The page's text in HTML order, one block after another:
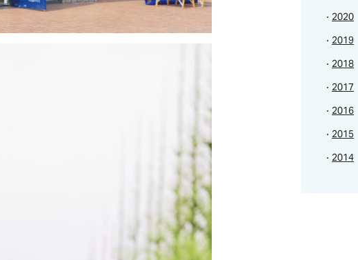
2020
2019
2018
2017
2016
2015
2014